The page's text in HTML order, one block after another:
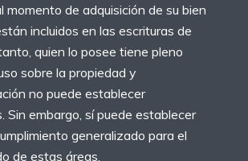
momento de adquisición de su bien
incluidos en las escrituras de
quien lo posee tiene pleno
sobre la propiedad y
no puede establecer
Sin embargo, sí puede establecer
generalizado para el
de estas áreas.